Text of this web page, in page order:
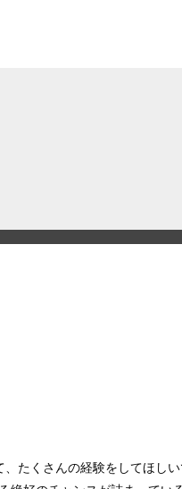
たくさんの経験をしてほし